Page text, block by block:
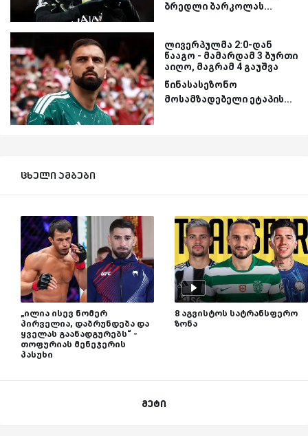
ბრედლი ბარკოლას...
ლივერპულმა 2:0-დან
წააგო - მამარდამ 3 ბურთი
აიღო, მაგრამ 4 გაუშვა
წინასასეზონო
მოსამზადებელი ეტაპის...
ცხელი ამბები
„ილია ისევ ნომერ
პირველია, დაბრუნდება და
ყველას გაანადგურებს“ -
თოფურიას მენეჯერის
პასუხი
8 აგვისტოს სატრანსფერო
ზონა
მეტი